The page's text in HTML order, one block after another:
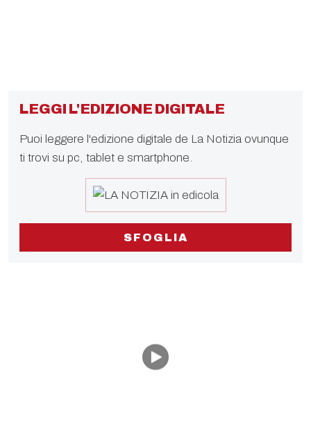
LEGGI L'EDIZIONE DIGITALE
Puoi leggere l'edizione digitale de La Notizia ovunque
ti trovi su pc, tablet e smartphone.
SFOGLIA